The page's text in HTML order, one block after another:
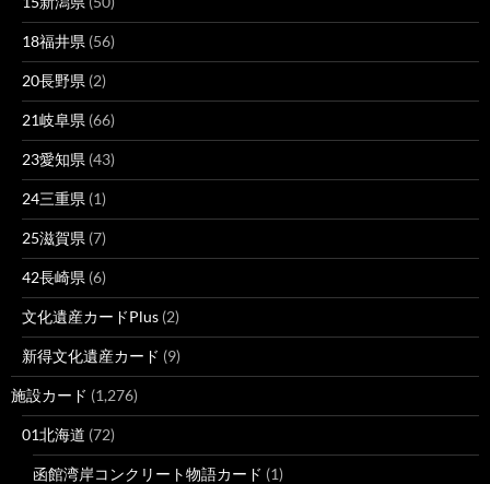
18福井県 (56)
20長野県 (2)
21岐阜県 (66)
23愛知県 (43)
24三重県 (1)
25滋賀県 (7)
42長崎県 (6)
文化遺産カードPlus (2)
新得文化遺産カード (9)
施設カード (1,276)
01北海道 (72)
函館湾岸コンクリート物語カード (1)